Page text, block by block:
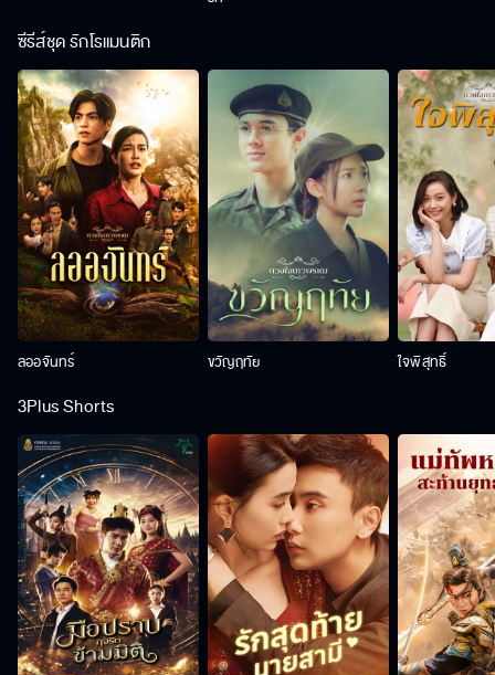
ซีรีส์ชุด รักโรแมนติก
ลออจันทร์ ขวัญฤทัย ใจพิสุทธิ์
3Plus Shorts